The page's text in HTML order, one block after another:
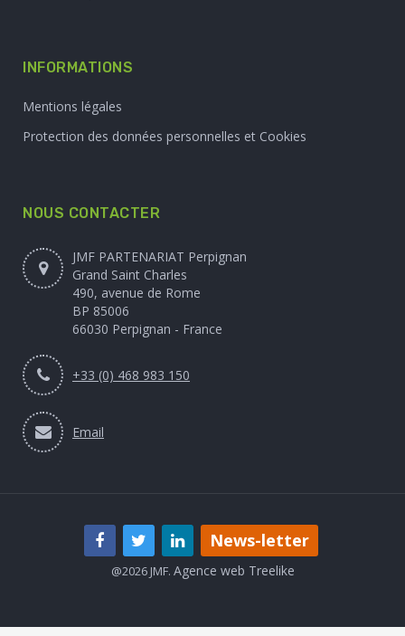
INFORMATIONS
Mentions légales
Protection des données personnelles et Cookies
NOUS CONTACTER
JMF PARTENARIAT Perpignan
Grand Saint Charles
490, avenue de Rome
BP 85006
66030 Perpignan - France
+33 (0) 468 983 150
Email
News-letter
@2026 JMF. Agence web Treelike